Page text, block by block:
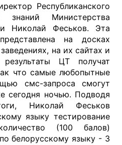
Республиканского
знаний Министерства
Николай Феськов. Эта
на досках
на их сайтах и
ЦТ получат
что самые любопытные
смс-запроса смогут
сегодня ночью. Подводя
Николай Феськов
языку тестирование
(100 балов)
белорусскому языку - 3